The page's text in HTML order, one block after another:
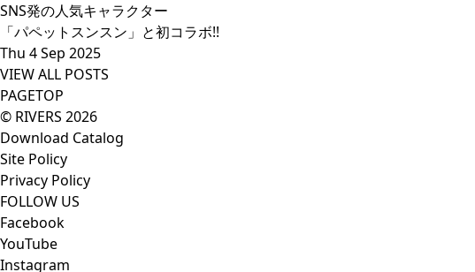
SNS発の人気キャラクター
「パペットスンスン」と初コラボ!!
Thu 4 Sep 2025
VIEW ALL POSTS
PAGETOP
© RIVERS 2026
Download Catalog
Site Policy
Privacy Policy
FOLLOW US
Facebook
YouTube
Instagram